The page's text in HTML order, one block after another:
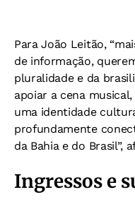
Para João Leitão,
de informação,
pluralidade e da
apoiar a cena
uma identidade
profundamente
da Bahia e do Brasil”,
Ingressos e